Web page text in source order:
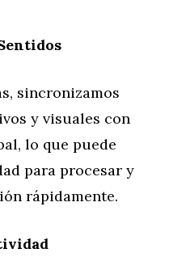
sincronizamos
y visuales con
lo que puede
para procesar y
rápidamente.